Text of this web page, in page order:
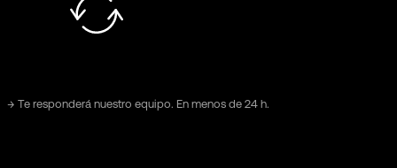
→ Te responderá nuestro equipo. En menos de 24 h.